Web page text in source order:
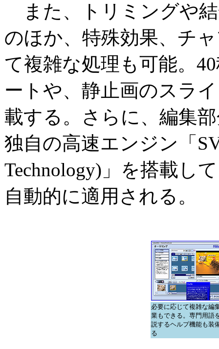
また、トリミングや
のほか、特殊効果、チ
て複雑な処理も可能。
ートや、静止画のスラ
載する。さらに、編集
独自の高速エンジン「
Technology)」を搭載し
自動的に適用される。
必要に応じて複雑な編
業もできる。専門用語
説するヘルプ機能も装
る